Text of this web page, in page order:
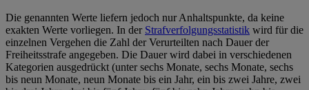
Die genannten Werte liefern jedoch nur Anhaltspunkte, da keine
exakten Werte vorliegen. In der Strafverfolgungsstatistik wird für die
einzelnen Vergehen die Zahl der Verurteilten nach Dauer der
Freiheitsstrafe angegeben. Die Dauer wird dabei in verschiedenen
Kategorien ausgedrückt (unter sechs Monate, sechs Monate, sechs
bis neun Monate, neun Monate bis ein Jahr, ein bis zwei Jahre, zwei